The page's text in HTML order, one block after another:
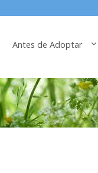
Antes de Adoptar